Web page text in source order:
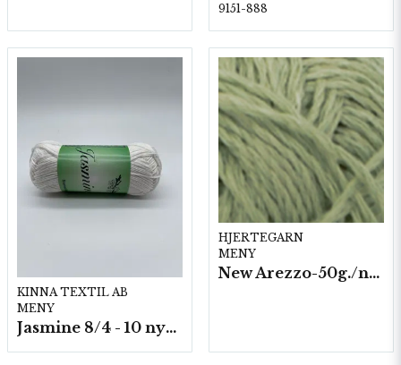
9151-888
KINNA TEXTIL AB
MENY
Jasmine 8/4 - 10 nystan a50g./fp.
HJERTEGARN
MENY
New Arezzo-50g./nyst. 10 st/fp.